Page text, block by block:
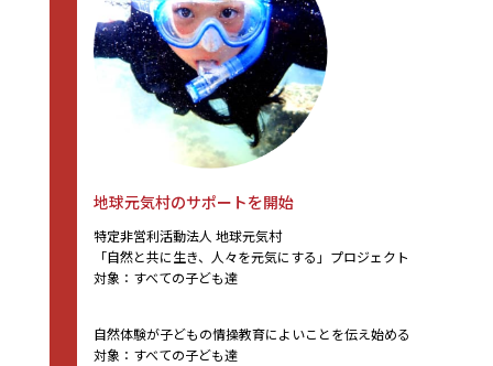
自然体験が子どもの情操教育によいことを伝え始める
対象：すべての子ども達
地球元気村のサポートを開始
特定非営利活動法人 地球元気村
「自然と共に生き、人々を元気にする」プロジェクト
対象：すべての子ども達